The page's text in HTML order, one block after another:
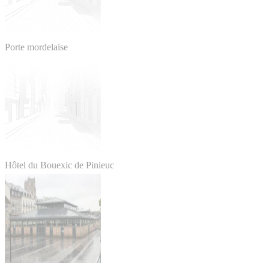
Porte mordelaise
Hôtel du Bouexic de Pinieuc